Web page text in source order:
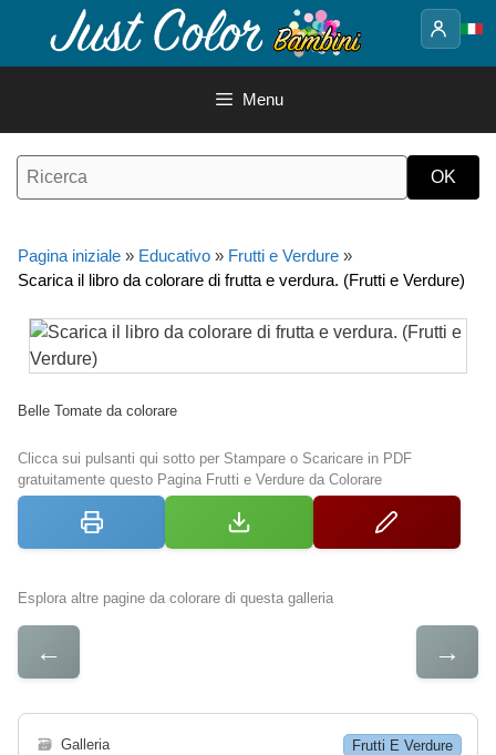
contenuto
Menu
Pagina iniziale » Educativo » Frutti e Verdure »
Scarica il libro da colorare di frutta e verdura. (Frutti e Verdure)
Belle Tomate da colorare
Clicca sui pulsanti qui sotto per Stampare o Scaricare in PDF
gratuitamente questo Pagina Frutti e Verdure da Colorare
Esplora altre pagine da colorare di questa galleria
← →
🗃 Galleria Frutti E Verdure